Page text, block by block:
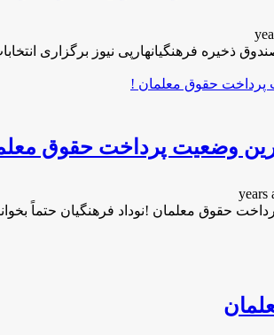
ذخیره فرهنگیانهارپی نیوز برگزاری
وضعیت پرداخت حقوق
حقوق معلمان !نوداد فرهنگیان حتماً